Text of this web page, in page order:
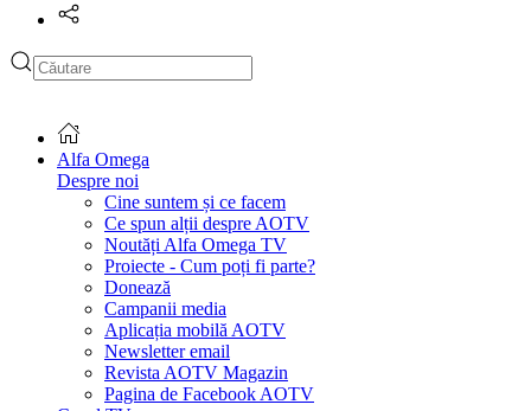
Alfa Omega
Despre noi
Cine suntem și ce facem
Ce spun alții despre AOTV
Noutăți Alfa Omega TV
Proiecte - Cum poți fi parte?
Donează
Campanii media
Aplicația mobilă AOTV
Newsletter email
Revista AOTV Magazin
Pagina de Facebook AOTV